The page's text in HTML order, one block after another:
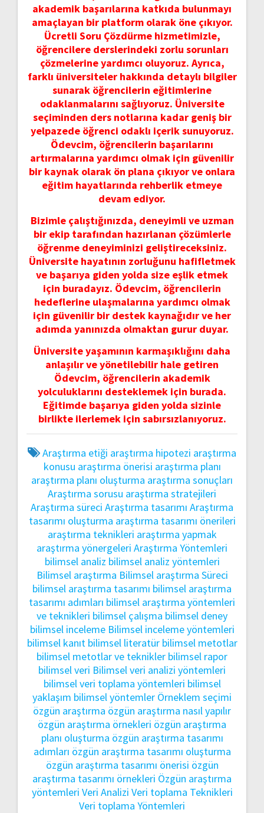
akademik başarılarına katkıda bulunmayı
amaçlayan bir platform olarak öne çıkıyor.
Ücretli Soru Çözdürme hizmetimizle,
öğrencilere derslerindeki zorlu sorunları
çözmelerine yardımcı oluyoruz. Ayrıca,
farklı üniversiteler hakkında detaylı bilgiler
sunarak öğrencilerin eğitimlerine
odaklanmalarını sağlıyoruz. Üniversite
seçiminden ders notlarına kadar geniş bir
yelpazede öğrenci odaklı içerik sunuyoruz.
Ödevcim, öğrencilerin başarılarını
artırmalarına yardımcı olmak için güvenilir
bir kaynak olarak ön plana çıkıyor ve onlara
eğitim hayatlarında rehberlik etmeye
devam ediyor.
Bizimle çalıştığınızda, deneyimli ve uzman
bir ekip tarafından hazırlanan çözümlerle
öğrenme deneyiminizi geliştireceksiniz.
Üniversite hayatının zorluğunu hafifletmek
ve başarıya giden yolda size eşlik etmek
için buradayız. Ödevcim, öğrencilerin
hedeflerine ulaşmalarına yardımcı olmak
için güvenilir bir destek kaynağıdır ve her
adımda yanınızda olmaktan gurur duyar.
Üniversite yaşamının karmaşıklığını daha
anlaşılır ve yönetilebilir hale getiren
Ödevcim, öğrencilerin akademik
yolculuklarını desteklemek için burada.
Eğitimde başarıya giden yolda sizinle
birlikte ilerlemek için sabırsızlanıyoruz.
Araştırma etiği araştırma hipotezi araştırma
konusu araştırma önerisi araştırma planı
araştırma planı oluşturma araştırma sonuçları
Araştırma sorusu araştırma stratejileri
Araştırma süreci Araştırma tasarımı Araştırma
tasarımı oluşturma araştırma tasarımı önerileri
araştırma teknikleri araştırma yapmak
araştırma yönergeleri Araştırma Yöntemleri
bilimsel analiz bilimsel analiz yöntemleri
Bilimsel araştırma Bilimsel araştırma Süreci
bilimsel araştırma tasarımı bilimsel araştırma
tasarımı adımları bilimsel araştırma yöntemleri
ve teknikleri bilimsel çalışma bilimsel deney
bilimsel inceleme Bilimsel inceleme yöntemleri
bilimsel kanıt bilimsel literatür bilimsel metotlar
bilimsel metotlar ve teknikler bilimsel rapor
bilimsel veri Bilimsel veri analizi yöntemleri
bilimsel veri toplama yöntemleri bilimsel
yaklaşım bilimsel yöntemler Örneklem seçimi
özgün araştırma özgün araştırma nasıl yapılır
özgün araştırma örnekleri özgün araştırma
planı oluşturma özgün araştırma tasarımı
adımları özgün araştırma tasarımı oluşturma
özgün araştırma tasarımı önerisi özgün
araştırma tasarımı örnekleri Özgün araştırma
yöntemleri Veri Analizi Veri toplama Teknikleri
Veri toplama Yöntemleri